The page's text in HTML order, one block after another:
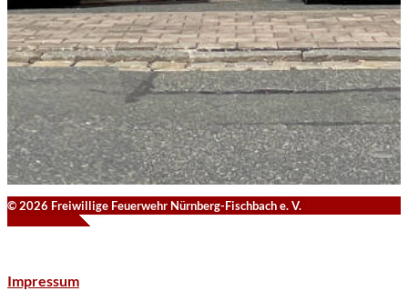
© 2026 Freiwillige Feuerwehr Nürnberg-Fischbach e. V.
Impressum